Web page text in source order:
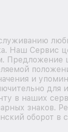
Наш Сервис
Предложение
и
для
в наших
знаков.
оборот в